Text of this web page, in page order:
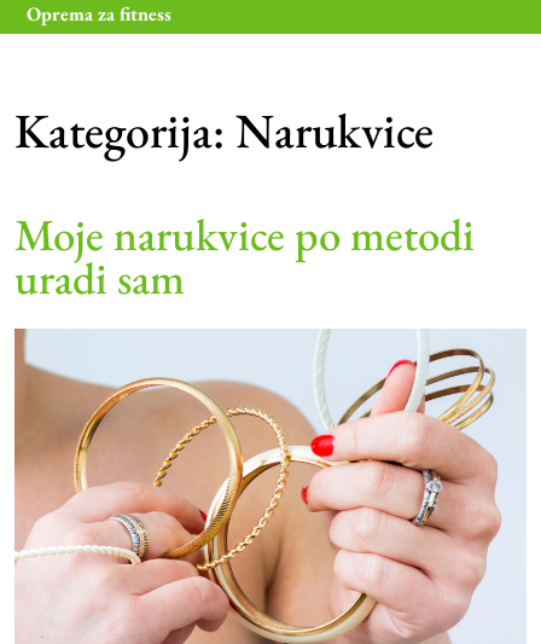
Skip
to
Oprema za fitness
Kategorija: Narukvice
Moje narukvice po metodi
uradi sam